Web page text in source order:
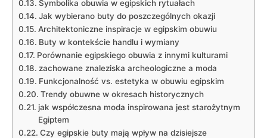
Symbolika obuwia w egipskich rytuałach
Jak wybierano buty‌ do ‍poszczególnych okazji
Architektoniczne inspiracje w egipskim obuwiu
Buty w kontekście ⁢handlu i wymiany
Porównanie egipskiego obuwia ​z ‌innymi‌ kulturami
zachowane znaleziska archeologiczne a moda
Funkcjonalność vs. estetyka ‌w obuwiu egipskim
Trendy obuwne ​w okresach historycznych
jak współczesna moda inspirowana jest​ starożytnym
Egiptem
Czy egipskie buty mają wpływ ⁤na dzisiejsze⁤